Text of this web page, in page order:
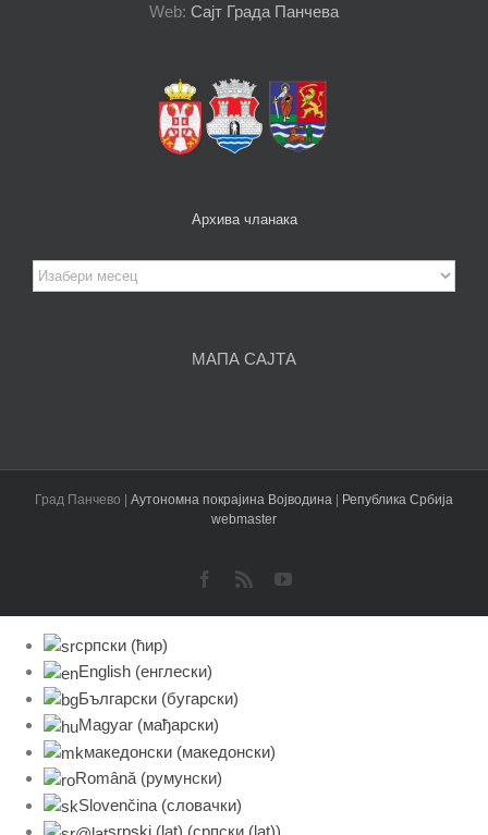
Web: Сајт Града Панчева
Архива чланака
Архива
чланака
МАПА САЈТА
Град Панчево | Аутономна покрајина Војводина | Република Србија
webmaster
Facebook
Rss YouTube
српски (ћир)
English (енглески)
Български (бугарски)
Magyar (мађарски)
македонски (македонски)
Română (румунски)
Slovenčina (словачки)